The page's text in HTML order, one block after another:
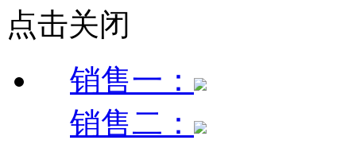
点击关闭
销售一：
销售二：